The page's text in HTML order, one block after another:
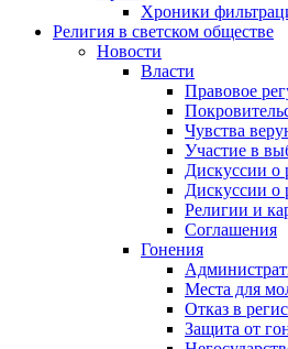
Хроники
Религия в светском обществе
Новости
Власти
Правовое
Чувства
Участие в
Дискуссии о
Дискуссии о
Религии и
Соглашения
Гонения
Места для
Отказ в
Защита от